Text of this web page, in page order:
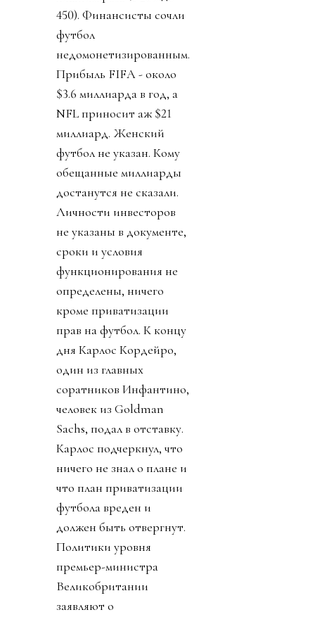
450). Финансисты сочли
футбол
недомонетизированным.
Прибыль FIFA - около
$3.6 миллиарда в год, а
NFL приносит аж $21
миллиард. Женский
футбол не указан. Кому
обещанные миллиарды
достанутся не сказали.
Личности инвесторов
не указаны в документе,
сроки и условия
функционирования не
определены, ничего
кроме приватизации
прав на футбол. К концу
дня Карлос Кордейро,
один из главных
соратников Инфантино,
человек из Goldman
Sachs, подал в отставку.
Карлос подчеркнул, что
ничего не знал о плане и
что план приватизации
футбола вреден и
должен быть отвергнут.
Политики уровня
премьер-министра
Великобритании
заявляют о